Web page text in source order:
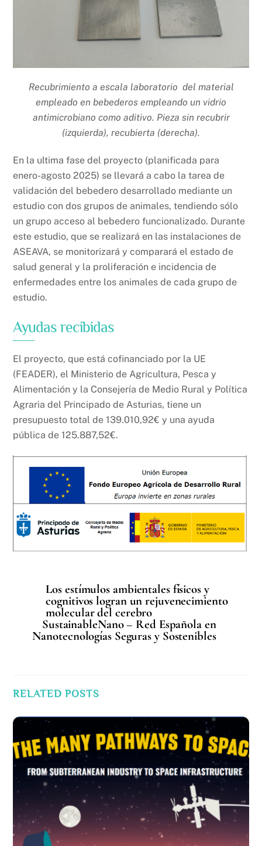
Recubrimiento a escala laboratorio del material
empleado en bebederos empleando un vidrio
antimicrobiano como aditivo. Pieza sin recubrir
(izquierda), recubierta (derecha).
En la ultima fase del proyecto (planificada para
enero-agosto 2025) se llevará a cabo la tarea de
validación del bebedero desarrollado mediante un
estudio con dos grupos de animales, tendiendo sólo
un grupo acceso al bebedero funcionalizado. Durante
este estudio, que se realizará en las instalaciones de
ASEAVA, se monitorizará y comparará el estado de
salud general y la proliferación e incidencia de
enfermedades entre los animales de cada grupo de
estudio.
Ayudas recibidas
El proyecto, que está cofinanciado por la UE
(FEADER), el Ministerio de Agricultura, Pesca y
Alimentación y la Consejería de Medio Rural y Política
Agraria del Principado de Asturias, tiene un
presupuesto total de 139.010,92€ y una ayuda
pública de 125.887,52€.
Los estímulos ambientales físicos y
cognitivos logran un rejuvenecimiento
molecular del cerebro
SustainableNano – Red Española en
Nanotecnologías Seguras y Sostenibles
RELATED POSTS